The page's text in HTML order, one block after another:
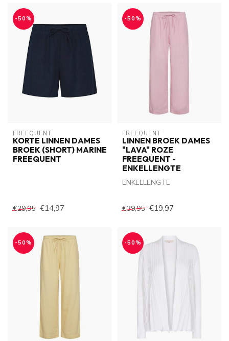
-50%
FREEQUENT
KORTE LINNEN DAMES
BROEK (SHORT) MARINE
FREEQUENT
€29,95 €14,97
-50%
FREEQUENT
LINNEN BROEK DAMES
"LAVA" ROZE
FREEQUENT -
ENKELLENGTE
ENKELLENGTE
€39,95 €19,97
-50% -50%